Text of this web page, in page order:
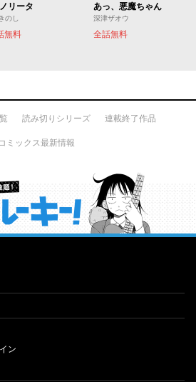
リータ
のし
無料
あっ、悪魔ちゃん
深津ザオウ
全話無料
読み切りシリーズ 連載終了作品
コミックス最新情報
読み放題！ ジャンプルーキー！
ン